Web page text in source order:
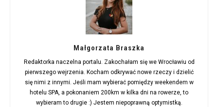
Małgorzata Braszka
Redaktorka naczelna portalu. Zakochałam się we Wrocławiu od
pierwszego wejrzenia. Kocham odkrywać nowe rzeczy i dzielić
się nimi z innymi. Jeśli mam wybierać pomiędzy weekendem w
hotelu SPA, a pokonaniem 200km w kilka dni na rowerze, to
wybieram to drugie :) Jestem niepoprawną optymistką.